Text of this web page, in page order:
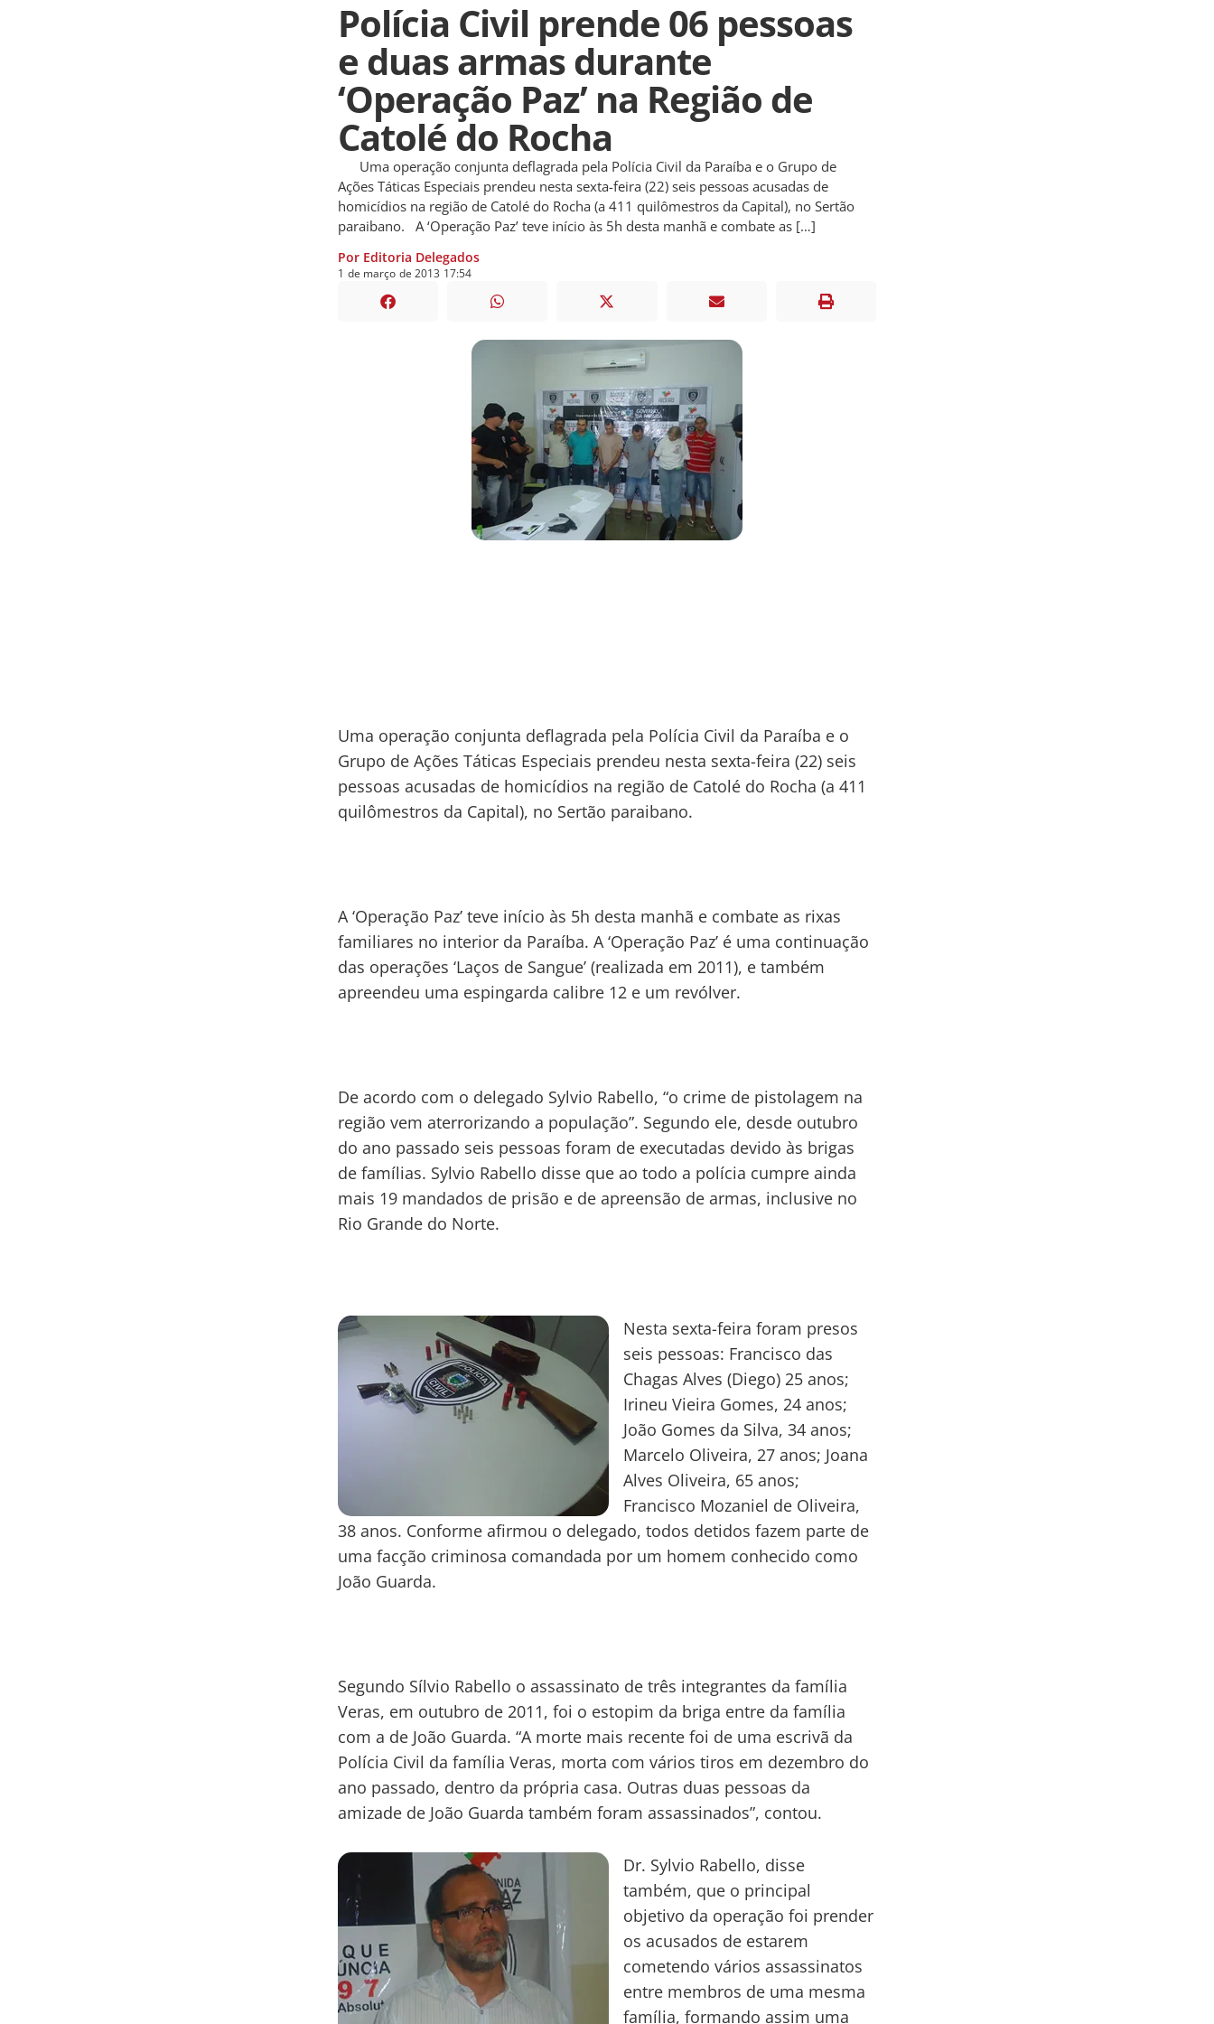
Polícia Civil prende 06 pessoas
e duas armas durante
‘Operação Paz’ na Região de
Catolé do Rocha
Uma operação conjunta deflagrada pela Polícia Civil da Paraíba e o Grupo de
Ações Táticas Especiais prendeu nesta sexta-feira (22) seis pessoas acusadas de
homicídios na região de Catolé do Rocha (a 411 quilômestros da Capital), no Sertão
paraibano. A ‘Operação Paz’ teve início às 5h desta manhã e combate as […]
Por Editoria Delegados
1 de março de2013 17:54
Uma operação conjunta deflagrada pela Polícia Civil da Paraíba e o
Grupo de Ações Táticas Especiais prendeu nesta sexta-feira (22) seis
pessoas acusadas de homicídios na região de Catolé do Rocha (a 411
quilômestros da Capital), no Sertão paraibano.
A ‘Operação Paz’ teve início às 5h desta manhã e combate as rixas
familiares no interior da Paraíba. A ‘Operação Paz’ é uma continuação
das operações ‘Laços de Sangue’ (realizada em 2011), e também
apreendeu uma espingarda calibre 12 e um revólver.
De acordo com o delegado Sylvio Rabello, “o crime de pistolagem na
região vem aterrorizando a população”. Segundo ele, desde outubro
do ano passado seis pessoas foram de executadas devido às brigas
de famílias. Sylvio Rabello disse que ao todo a polícia cumpre ainda
mais 19 mandados de prisão e de apreensão de armas, inclusive no
Rio Grande do Norte.
Nesta sexta-feira foram presos
seis pessoas: Francisco das
Chagas Alves (Diego) 25 anos;
Irineu Vieira Gomes, 24 anos;
João Gomes da Silva, 34 anos;
Marcelo Oliveira, 27 anos; Joana
Alves Oliveira, 65 anos;
Francisco Mozaniel de Oliveira,
38 anos. Conforme afirmou o delegado, todos detidos fazem parte de
uma facção criminosa comandada por um homem conhecido como
João Guarda.
Segundo Sílvio Rabello o assassinato de três integrantes da família
Veras, em outubro de 2011, foi o estopim da briga entre da família
com a de João Guarda. “A morte mais recente foi de uma escrivã da
Polícia Civil da família Veras, morta com vários tiros em dezembro do
ano passado, dentro da própria casa. Outras duas pessoas da
amizade de João Guarda também foram assassinados”, contou.
Dr. Sylvio Rabello, disse
também, que o principal
objetivo da operação foi prender
os acusados de estarem
cometendo vários assassinatos
entre membros de uma mesma
família, formando assim uma